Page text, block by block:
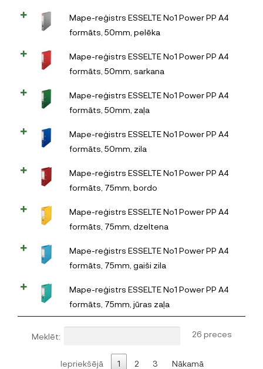
Mape-reģistrs ESSELTE No1 Power PP A4
formāts, 50mm, pelēka
Mape-reģistrs ESSELTE No1 Power PP A4
formāts, 50mm, sarkana
Mape-reģistrs ESSELTE No1 Power PP A4
formāts, 50mm, zaļa
Mape-reģistrs ESSELTE No1 Power PP A4
formāts, 50mm, zila
Mape-reģistrs ESSELTE No1 Power PP A4
formāts, 75mm, bordo
Mape-reģistrs ESSELTE No1 Power PP A4
formāts, 75mm, dzeltena
Mape-reģistrs ESSELTE No1 Power PP A4
formāts, 75mm, gaiši zila
Mape-reģistrs ESSELTE No1 Power PP A4
formāts, 75mm, jūras zaļa
Meklēt: 26 preces
Iepriekšējā 1 2 3 Nākamā